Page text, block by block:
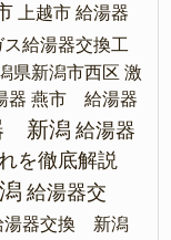
上越市 給湯器
給湯器交換工
県新潟市西区 激
器 燕市 給湯器
新潟 給湯器
を徹底解説
給湯器交
湯器交換 新潟